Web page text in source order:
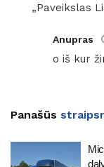
„Paveikslas
Anupras
o iš kur
Panašūs